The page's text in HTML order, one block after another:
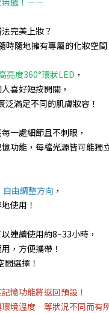
完美上妝？
時隨地擁有專屬的化妝空間
亮度360°環狀LED ，
喜好短按開關，
滿足不同的肌膚妝容！
一處細節且不刺眼，
功能，每檔光源皆可能獨
由調整方向 ，
使用！
連續使用約8~33小時，
，方便攜帶！
選擇！
憶功能將返回預設！
境溫度…等狀況不同而有